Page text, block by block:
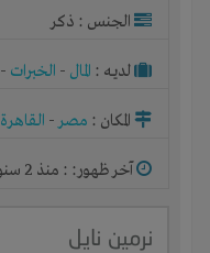
الجنس : ذكر
لديـه : المال - الخبرات -
المكان : مصر- القاهرة
آخر ظهور: : منذ 2 سنوات
نرمين نايل